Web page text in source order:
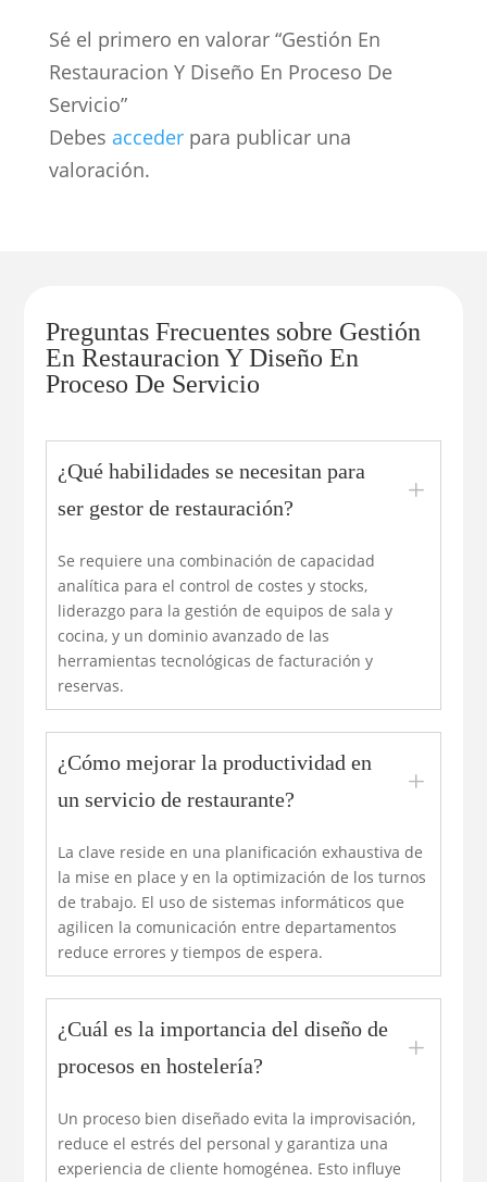
Sé el primero en valorar “Gestión En
Restauracion Y Diseño En Proceso De
Servicio”
Debes accederpara publicar una
valoración.
Preguntas Frecuentes sobre Gestión
En Restauracion Y Diseño En
Proceso De Servicio
¿Qué habilidades se necesitan para
ser gestor de restauración?
L
Se requiere una combinación de capacidad
analítica para el control de costes y stocks,
liderazgo para la gestión de equipos de sala y
cocina, y un dominio avanzado de las
herramientas tecnológicas de facturación y
reservas.
¿Cómo mejorar la productividad en
un servicio de restaurante?
L
La clave reside en una planificación exhaustiva de
la mise en place y en la optimización de los turnos
de trabajo. El uso de sistemas informáticos que
agilicen la comunicación entre departamentos
reduce errores y tiempos de espera.
¿Cuál es la importancia del diseño de
procesos en hostelería?
L
Un proceso bien diseñado evita la improvisación,
reduce el estrés del personal y garantiza una
experiencia de cliente homogénea. Esto influye